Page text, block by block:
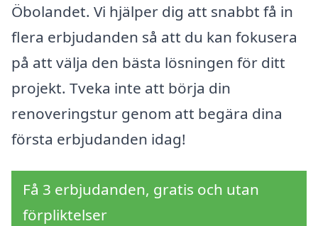
Öbolandet. Vi hjälper dig att snabbt få in
flera erbjudanden så att du kan fokusera
på att välja den bästa lösningen för ditt
projekt. Tveka inte att börja din
renoveringstur genom att begära dina
första erbjudanden idag!
Få 3 erbjudanden, gratis och utan
förpliktelser